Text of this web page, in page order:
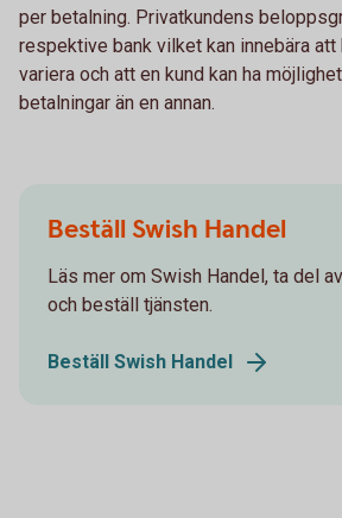
per betalning. Privatkundens
respektive bank vilket kan innebära
variera och att en kund kan ha
betalningar än en annan.
Beställ Swish Handel
Läs mer om Swish Handel, ta del
och beställ tjänsten.
Beställ Swish Handel